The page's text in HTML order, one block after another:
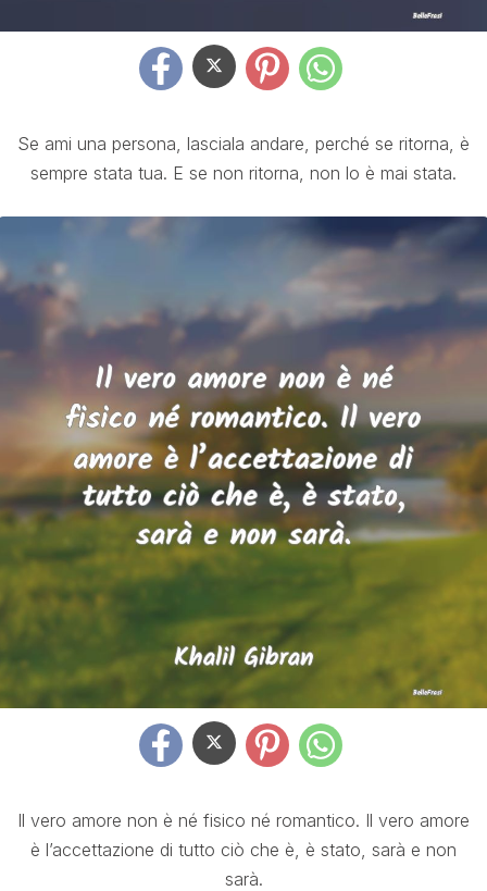
Se ami una persona, lasciala andare, perché se ritorna, è
sempre stata tua. E se non ritorna, non lo è mai stata.
Il vero amore non è né fisico né romantico. Il vero amore
è l’accettazione di tutto ciò che è, è stato, sarà e non
sarà.